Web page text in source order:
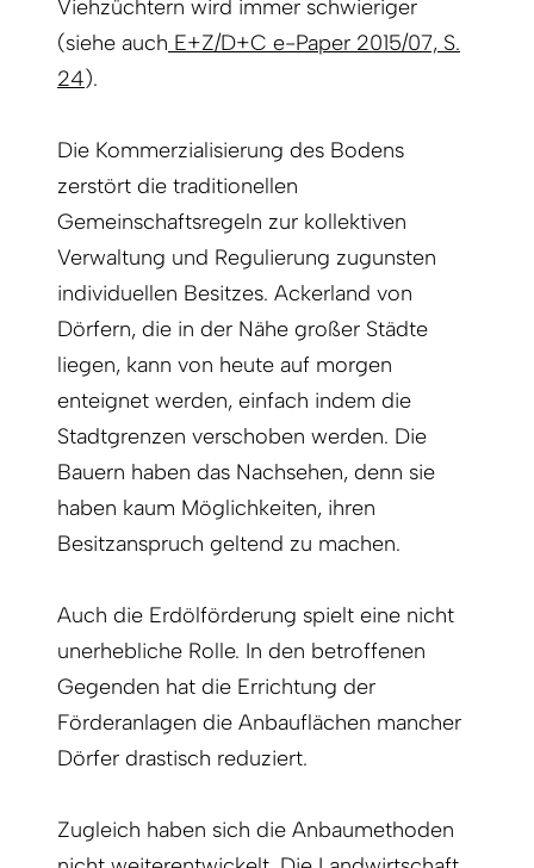
Viehzüchtern wird immer schwieriger
(siehe auch E+Z/D+C e-Paper 2015/07, S.
24).
Die Kommerzialisierung des Bodens
zerstört die traditionellen
Gemeinschaftsregeln zur kollektiven
Verwaltung und Regulierung zugunsten
individuellen Besitzes. Ackerland von
Dörfern, die in der Nähe großer Städte
liegen, kann von heute auf morgen
enteignet werden, einfach indem die
Stadtgrenzen verschoben werden. Die
Bauern haben das Nachsehen, denn sie
haben kaum Möglichkeiten, ihren
Besitzanspruch geltend zu machen.
Auch die Erdölförderung spielt eine nicht
unerhebliche Rolle. In den betroffenen
Gegenden hat die Errichtung der
Förderanlagen die Anbauflächen mancher
Dörfer drastisch reduziert.
Zugleich haben sich die Anbaumethoden